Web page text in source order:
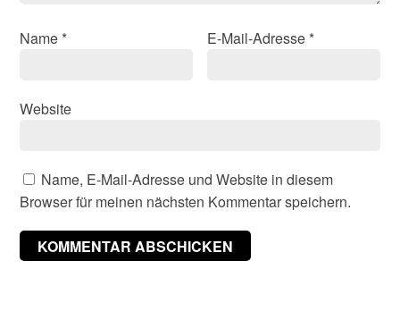
Name * E-Mail-Adresse *
Website
Name, E-Mail-Adresse und Website in diesem
Browser für meinen nächsten Kommentar speichern.